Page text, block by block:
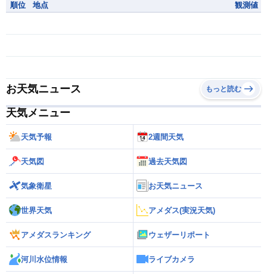
順位 地点 観測値
お天気ニュース もっと読む
天気メニュー
天気予報 2週間天気
天気図 過去天気図
気象衛星 お天気ニュース
世界天気 アメダス(実況天気)
アメダスランキング ウェザーリポート
河川水位情報 ライブカメラ